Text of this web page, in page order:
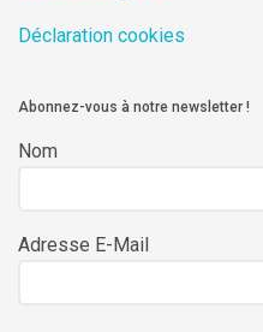
Déclaration cookies
Abonnez-vous à notre newsletter !
Nom
Adresse E-Mail